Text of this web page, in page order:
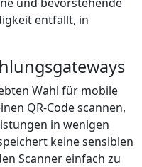
entfällt, in
Wahl für mobile
QR-Code scannen,
in wenigen
keine sensiblen
Scanner einfach zu